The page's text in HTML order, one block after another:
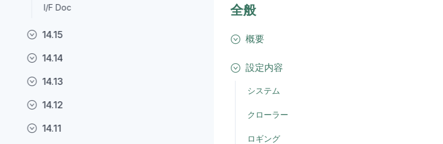
I/F Doc
14.15
14.14
14.13
14.12
14.11
全般
概要
設定内容
システム
クローラー
ロギング